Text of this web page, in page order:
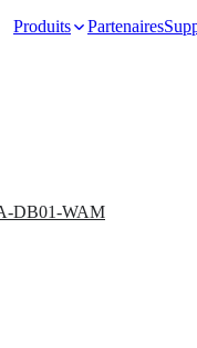
Produits Partenaires
DB01-WAM